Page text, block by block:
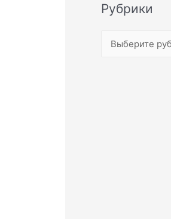
Рубрики